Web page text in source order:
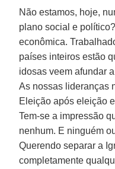
Não estamos, hoje,
plano social e
econômica.
países inteiros estão
idosas veem afundar
As nossas lideranças
Eleição após eleição
Tem-se a impressão
nenhum. E ninguém
Querendo separar a
completamente